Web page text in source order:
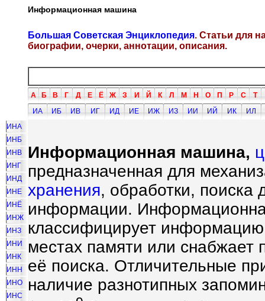
Информационная машина
Большая Советская Энциклопедия. Статьи для
биографии, очерки, аннотации, описания.
А Б В Г Д Е Ё Ж З И Й К Л М Н О П Р С Т
ИА
ИБ ИВ ИГ ИД ИЕ ИЖ ИЗ ИИ ИЙ ИК
ИЛ
ИНА
ИНБ
ИНВ
ИНГ
ИНД
ИНЕ
ИНЁ
ИНЖ
ИНЗ
ИНИ
ИНК
ИНН
ИНО
ИНС
Информационная машина,
предназначенная для
хранения, обработки,
информации.
классифицирует
местах памяти или снабжает
её поиска. Отличительные
наличие разнотипных